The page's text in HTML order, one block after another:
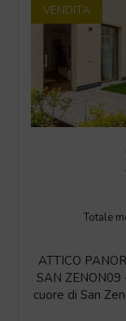
VENDITA
Totale
ATTICO
SAN
cuore di San